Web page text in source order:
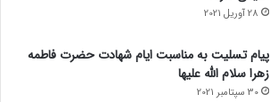
28 آوریل 2021
پیام تسلیت به مناسبت ایام شهادت حضرت فاطمه
زهرا سلام الله علیها
30 سپتامبر 2021